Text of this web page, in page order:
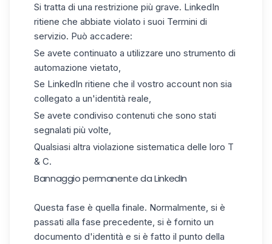
Si tratta di una restrizione più grave. LinkedIn
ritiene che abbiate violato i suoi Termini di
servizio. Può accadere:
Se avete continuato a utilizzare uno strumento di
automazione vietato,
Se LinkedIn ritiene che il vostro account non sia
collegato a un'identità reale,
Se avete condiviso contenuti che sono stati
segnalati più volte,
Qualsiasi altra violazione sistematica delle loro T
& C.
Bannaggio permanente da LinkedIn
Questa fase è quella finale. Normalmente, si è
passati alla fase precedente, si è fornito un
documento d'identità e si è fatto il punto della